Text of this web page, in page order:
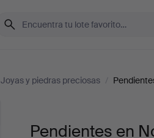
Joyas y piedras preciosas /
Pendientes en